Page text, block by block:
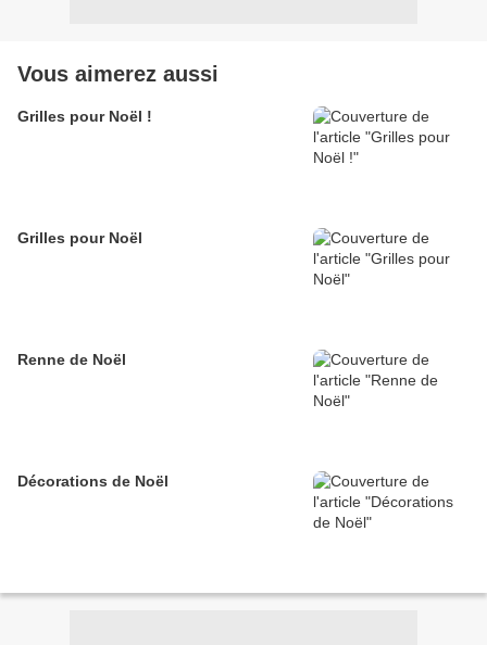
Vous aimerez aussi
Grilles pour Noël !
Grilles pour Noël
Renne de Noël
Décorations de Noël